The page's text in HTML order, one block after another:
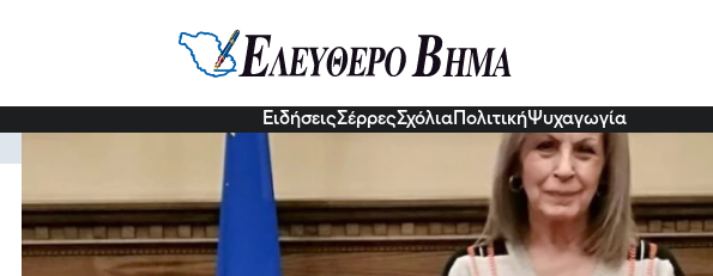
ΕιδήσειςΣέρρεςΣχόλια ΠολιτικήΨυχαγωγία
Αθηνά Αηδονά -Το νέο σχήμα διοίκησης
Κεντρικής Μακεδονίας
07 Ιου 2026, 18:23